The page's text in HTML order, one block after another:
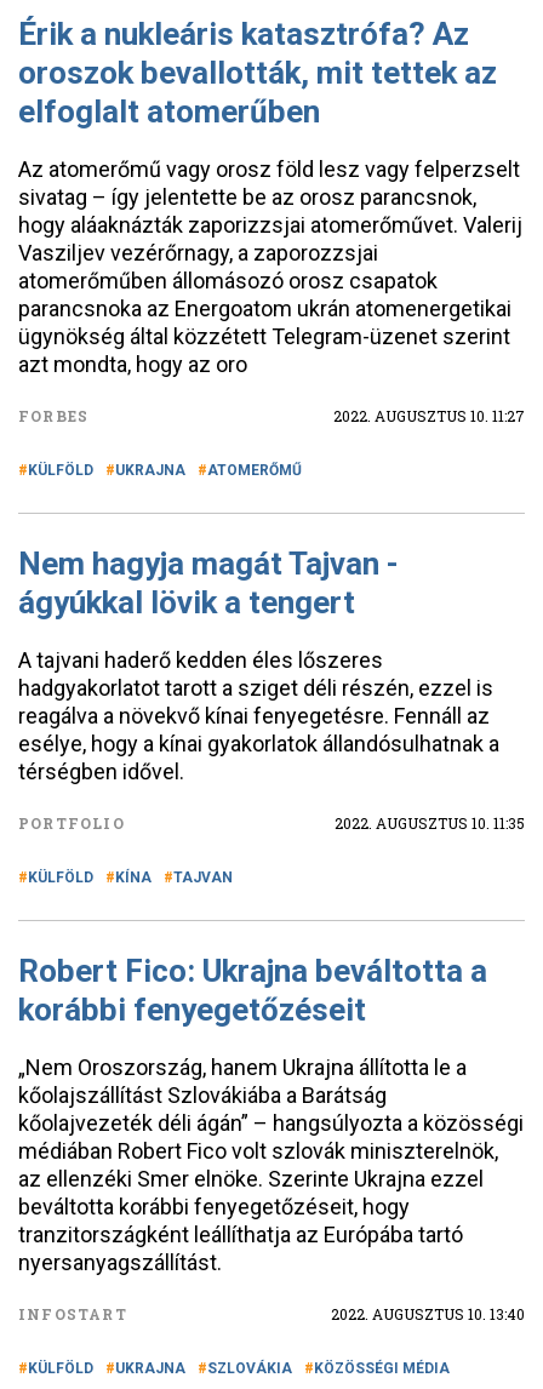
Érik a nukleáris katasztrófa? Az
oroszok bevallották, mit tettek az
elfoglalt atomerűben
Az atomerőmű vagy orosz föld lesz vagy felperzselt
sivatag – így jelentette be az orosz parancsnok,
hogy aláaknázták zaporizzsjai atomerőművet. Valerij
Vasziljev vezérőrnagy, a zaporozzsjai
atomerőműben állomásozó orosz csapatok
parancsnoka az Energoatom ukrán atomenergetikai
ügynökség által közzétett Telegram-üzenet szerint
azt mondta, hogy az oro
FORBES 2022. AUGUSZTUS 10. 11:27
KÜLFÖLD UKRAJNA ATOMERŐMŰ
Nem hagyja magát Tajvan -
ágyúkkal lövik a tengert
A tajvani haderő kedden éles lőszeres
hadgyakorlatot tarott a sziget déli részén, ezzel is
reagálva a növekvő kínai fenyegetésre. Fennáll az
esélye, hogy a kínai gyakorlatok állandósulhatnak a
térségben idővel.
PORTFOLIO 2022. AUGUSZTUS 10. 11:35
KÜLFÖLD KÍNA TAJVAN
Robert Fico: Ukrajna beváltotta a
korábbi fenyegetőzéseit
„Nem Oroszország, hanem Ukrajna állította le a
kőolajszállítást Szlovákiába a Barátság
kőolajvezeték déli ágán” – hangsúlyozta a közösségi
médiában Robert Fico volt szlovák miniszterelnök,
az ellenzéki Smer elnöke. Szerinte Ukrajna ezzel
beváltotta korábbi fenyegetőzéseit, hogy
tranzitországként leállíthatja az Európába tartó
nyersanyagszállítást.
INFOSTART 2022. AUGUSZTUS 10. 13:40
KÜLFÖLD UKRAJNA SZLOVÁKIA
KÖZÖSSÉGI MÉDIA